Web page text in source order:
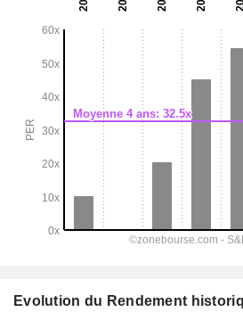
Evolution du Rendement